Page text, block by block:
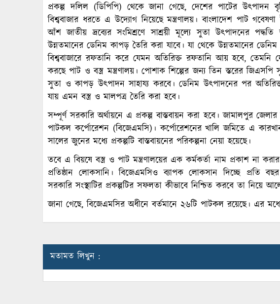
প্রকল্প দলিল (ডিপিপি) থেকে জানা গেছে, দেশের পাটের উৎপাদন
বিশ্ববাজার ধরতে এ উদ্যোগ নিয়েছে মন্ত্রণালয়। বাংলাদেশ পাট
আঁশ জাতীয় দ্রব্যের সংমিশ্রণে সাশ্রয়ী মূল্যে সুতা উৎপাদনের
উন্নতমানের ডেনিম কাপড় তৈরি করা যাবে। যা থেকে উন্নতমানের
বিশ্ববাজারে রফতানি করে যেমন অতিরিক্ত রফতানি আয় হবে, তেমনি
করছে পাট ও বস্ত্র মন্ত্রণালয়। পোশাক শিল্পের জন্য তিন স্তরের জিএসপি
সুতা ও কাপড় উৎপাদন সাহায্য করবে। ডেনিম উৎপাদনের পর
যায় এমন বস্ত্র ও মালপত্র তৈরি করা হবে।
সম্পূর্ণ সরকারি অর্থায়নে এ প্রকল্প বাস্তবায়ন করা হবে। জামালপুর জেলার
পাটকল কর্পোরেশন (বিজেএমসি)। কর্পোরেশনের খালি জমিতে এ
সালের জুনের মধ্যে প্রকল্পটি বাস্তবায়নের পরিকল্পনা নেয়া হয়েছে।
তবে এ বিয়ষে বস্ত্র ও পাট মন্ত্রণালয়ের এক কর্মকর্তা নাম প্রকাশ না
প্রতিষ্ঠান লোকসানি। বিজেএমসিও ব্যাপক লোকসান দিচ্ছে প্রতি
সরকারি সংস্থাটির প্রকল্পটির সফলতা কীভাবে নিশ্চিত করবে তা নিয়ে
জানা গেছে, বিজেএমসির অধীনে বর্তমানে ২৬টি পাটকল রয়েছে। এর
মতামত লিখুন :